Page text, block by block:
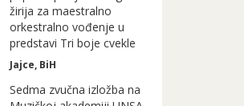
žirija za maestralno
orkestralno vođenje u
predstavi Tri boje cvekle
Jajce, BiH
Sedma zvučna izložba na